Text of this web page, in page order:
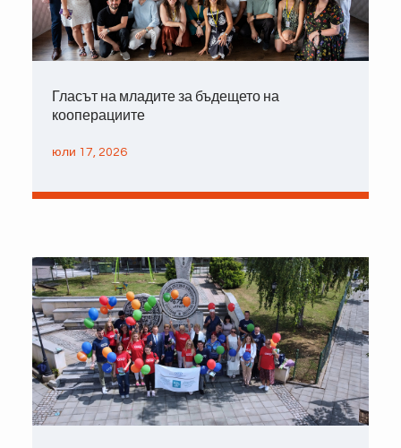
Гласът на младите за бъдещето на
кооперациите
юли 17, 2026